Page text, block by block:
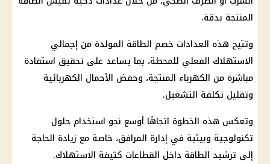
المنتجة بدقة.
وتتيح هذه العدادات خصم الطاقة المولدة من إجمالي
الاستهلاك الفعلي للمحطة، بما يساعد على تحقيق استفادة
مباشرة من الكهرباء المنتجة، وخفض الأحمال الكهربائية
وتقليل تكلفة التشغيل.
وتعكس هذه الخطوة اتجاهًا أوسع نحو استخدام حلول
تكنولوجية وبيئية في إدارة المرافق، خاصة مع زيادة الحاجة
إلى ترشيد الطاقة داخل القطاعات كثيفة الاستهلاك.